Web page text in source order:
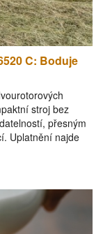
C: Boduje
stroj bez
přesným
Uplatnění najde